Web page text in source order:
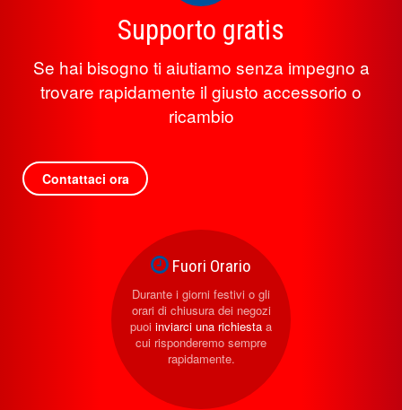
Supporto gratis
Se hai bisogno ti aiutiamo senza impegno a
trovare rapidamente il giusto accessorio o
ricambio
Contattaci ora
Fuori Orario
Durante i giorni festivi o gli
orari di chiusura dei negozi
puoi inviarci una richiesta a
cui risponderemo sempre
rapidamente.